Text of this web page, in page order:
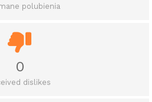
polubienia
0
dislikes